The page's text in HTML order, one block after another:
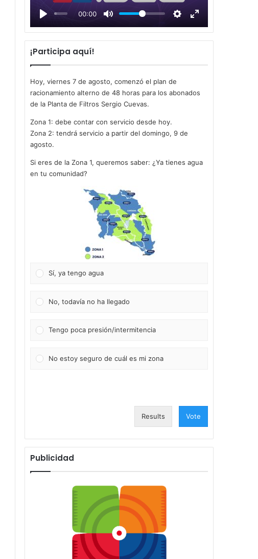
00:00
l
a
y
¡Participa aquí!
Hoy, viernes 7 de agosto, comenzó el plan de
racionamiento alterno de 48 horas para los abonados
de la Planta de Filtros Sergio Cuevas.
Zona 1: debe contar con servicio desde hoy.
Zona 2: tendrá servicio a partir del domingo, 9 de
agosto.
Si eres de la Zona 1, queremos saber: ¿Ya tienes agua
en tu comunidad?
Sí, ya tengo agua
No, todavía no ha llegado
Tengo poca presión/intermitencia
No estoy seguro de cuál es mi zona
Results Vote
Publicidad